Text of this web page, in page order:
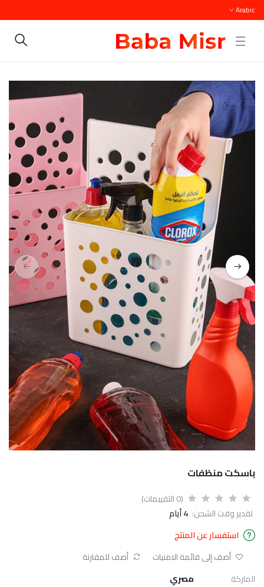
Arabic
باسكت منظفات
(0 التقييمات)
تقدير وقت الشحن: 4 أيام
استفسار عن المنتج
أضف إلى قائمة الامنيات
أضف للمقارنة
الماركة
مصري